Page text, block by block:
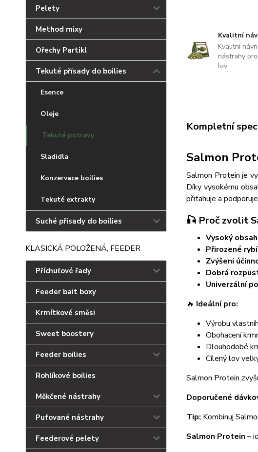
Pelety
Method mixy
Ořechy Partikl
Tekuté přísady do boilies
Esence
Oleje
Tekuté potravy
Sladidla
Konzervace boilies
Tekuté extrakty
Suché přísady do boilies
KLASICKÁ POLOŽENÁ, FEEDER
Příchuťové řady
Feeder bait boxy
Krmítkové směsi
Sweet boostery
Feeder boilies
Rohlíkové boilies
Měkčené nástrahy
Pufované nástrahy
Feederové pelety
Kvalitní
Kvalitní
nástrahy
lov
Kompletní
Salmon
Salmon Protein je
Díky vysokému
přitahuje a
🎣 Proč zvolit
Vysoký
Přirozené
Zvýšení
Dobrá
Univerzální
🔥 Ideální pro:
Výrobu
Obohacení
Dlouhodobé
Cílený lov
Salmon Protein
Doporučené
Tip: Kombinuj
Salmon Protein –